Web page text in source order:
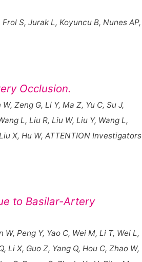
S, Jurak L, Koyuncu B, Nunes AP,
Occlusion.
Zeng G, Li Y, Ma Z, Yu C, Su J,
L, Liu R, Liu W, Liu Y, Wang L,
X, Hu W, ATTENTION Investigators
to Basilar-Artery
Peng Y, Yao C, Wei M, Li T, Wei L,
Li X, Guo Z, Yang Q, Hou C, Zhao W,